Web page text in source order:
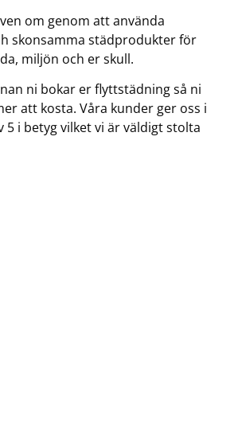
om genom att använda
skonsamma städprodukter för
miljön och er skull.
ni bokar er flyttstädning så ni
att kosta. Våra kunder ger oss i
5 i betyg vilket vi är väldigt stolta